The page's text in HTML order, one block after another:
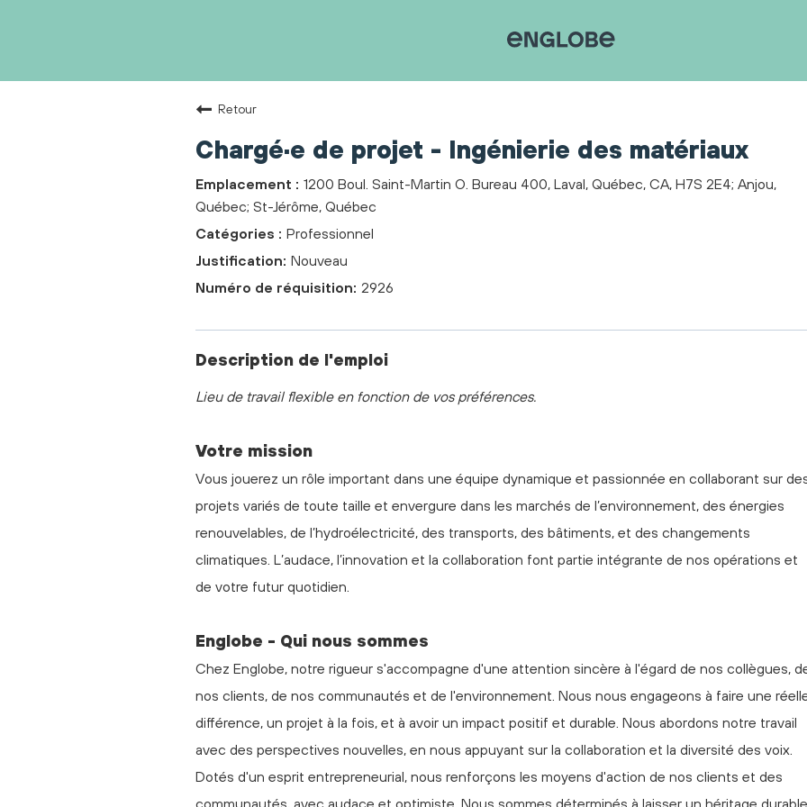
Retour
Chargé·e de projet - Ingénierie des matériaux
1200 Boul. Saint-Martin O. Bureau 400, Laval, Québec, CA, H7S 2E4; Anjou,
Québec; St-Jérôme, Québec
Professionnel
Nouveau
2926
Description de l'emploi
Lieu de travail flexible en fonction de vos préférences.
Votre mission
Vous jouerez un rôle important dans une équipe dynamique et passionnée en collaborant sur
projets variés de toute taille et envergure dans les marchés de l’environnement, des énergies
renouvelables, de l’hydroélectricité, des transports, des bâtiments, et des changements
climatiques. L’audace, l’innovation et la collaboration font partie intégrante de nos opérations et
de votre futur quotidien.
Englobe - Qui nous sommes
Chez Englobe, notre rigueur s'accompagne d'une attention sincère à l'égard de nos collègues,
nos clients, de nos communautés et de l'environnement. Nous nous engageons à faire une
différence, un projet à la fois, et à avoir un impact positif et durable. Nous abordons notre travail
avec des perspectives nouvelles, en nous appuyant sur la collaboration et la diversité des voix.
Dotés d'un esprit entrepreneurial, nous renforçons les moyens d'action de nos clients et des
communautés, avec audace et optimiste. Nous sommes déterminés à laisser un héritage durable